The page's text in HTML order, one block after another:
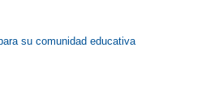
su comunidad educativa